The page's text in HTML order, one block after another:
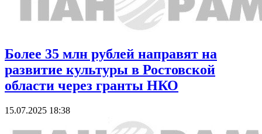
Более 35 млн рублей направят на
развитие культуры в Ростовской
области через гранты НКО
15.07.2025 18:38